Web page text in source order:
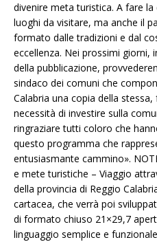
divenire meta turistica. A fare
luoghi da visitare, ma anche il
formato dalle tradizioni e dal
eccellenza. Nei prossimi giorni,
della pubblicazione,
sindaco dei comuni che
Calabria una copia della
necessità di investire sulla
ringraziare tutti coloro che
questo programma che
entusiasmante cammino».
e mete turistiche – Viaggio
della provincia di Reggio
cartacea, che verrà poi
di formato chiuso 21×29,7
linguaggio semplice e